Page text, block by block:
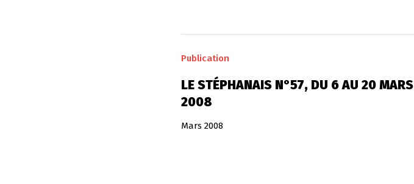
Publication
LE STÉPHANAIS N°57, DU 6 AU 20 MARS
2008
Mars 2008